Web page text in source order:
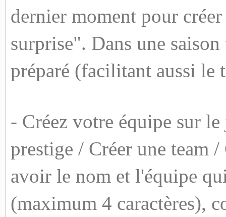
dernier moment pour
surprise". Dans une
préparé (facilitant aussi le
- Créez votre équipe sur
prestige / Créer une team
avoir le nom et l'équipe
(maximum 4 caractères),